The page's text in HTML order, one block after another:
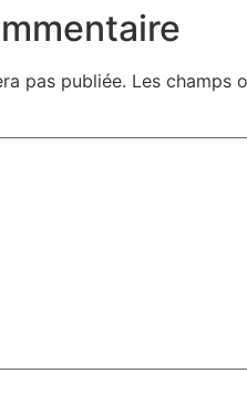
pas publiée. Les champs